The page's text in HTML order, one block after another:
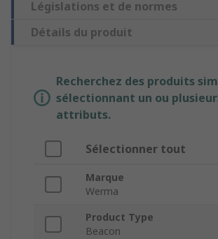
Législations et de normes
Détails du produit
Recherchez des produits
sélectionnant un ou
attributs.
Sélectionner tout
Marque
Werma
Product Type
Beacon